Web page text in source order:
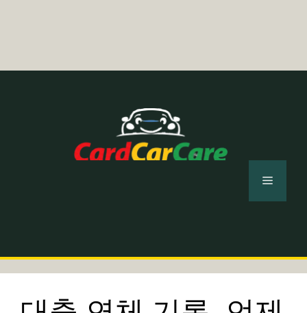
메